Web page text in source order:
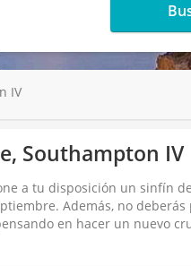
IV
Southampton IV
a tu disposición un sinfín
Además, no
en hacer un nuevo